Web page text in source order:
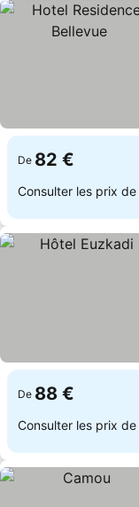
De 82 €
Consulter les prix de
De 88 €
Consulter les prix de